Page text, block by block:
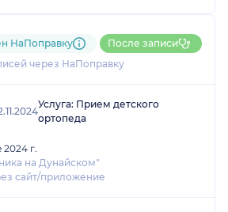
через НаПоправку
НаПоправку После записи
Услуга: Прием детского
ортопеда
г.
на Дунайском"
сайт/приложение